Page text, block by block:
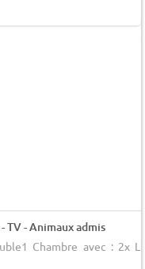
TV - Animaux admis
Chambre avec : 2x